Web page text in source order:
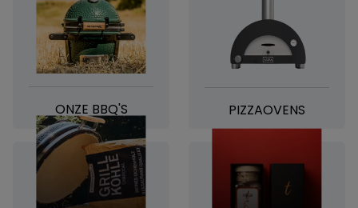
ONZE BBQ'S PIZZAOVENS